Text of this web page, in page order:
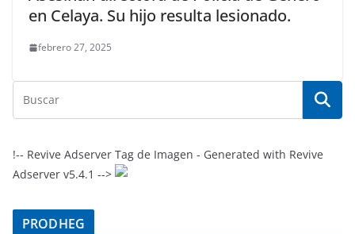
en Celaya. Su hijo resulta lesionado.
febrero 27, 2025
!-- Revive Adserver Tag de Imagen - Generated with Revive
Adserver v5.4.1 -->
PRODHEG